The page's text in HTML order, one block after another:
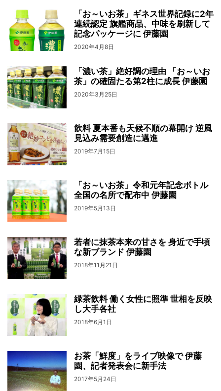
「お～いお茶」ギネス世界記録に2年
連続認定 旗艦商品、中味を刷新して
記念パッケージに 伊藤園
2020年4月8日
「濃い茶」絶好調の理由 「お～いお
茶」の確固たる第2柱に成長 伊藤園
2020年3月25日
飲料 夏本番も天候不順の幕開け 逆風
見込み需要創造に邁進
2019年7月15日
「お～いお茶」令和元年記念ボトル
全国の名所で配布中 伊藤園
2019年5月13日
若者に抹茶本来の甘さを 身近で手頃
な新ブランド 伊藤園
2018年11月21日
緑茶飲料 働く女性に照準 世相を反映
し大手各社
2018年6月1日
お茶「鮮度」をライブ映像で 伊藤
園、記者発表会に新手法
2017年5月24日